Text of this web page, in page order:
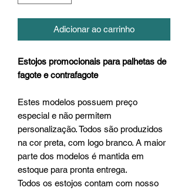
Adicionar ao carrinho
Estojos promocionais para palhetas de
fagote e contrafagote
Estes modelos possuem preço
especial e não permitem
personalização. Todos são produzidos
na cor preta, com logo branco. A maior
parte dos modelos é mantida em
estoque para pronta entrega.
Todos os estojos contam com nosso